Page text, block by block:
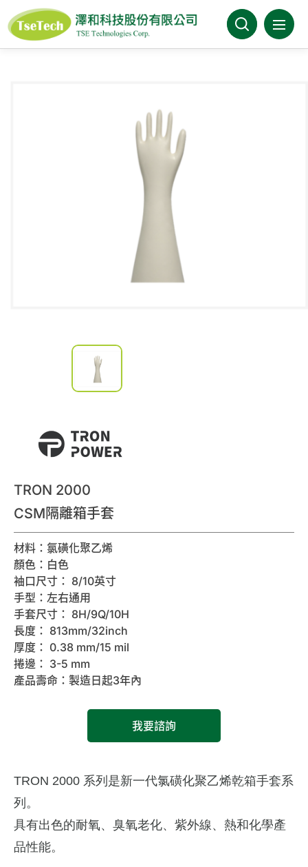
澤和科技有限公司
產品介紹
產業分類
型錄下載
TRON 2000
CSM隔離箱手套
材料：氯磺化聚乙烯
顏色：白色
袖口尺寸： 8/10英寸
手型：左右通用
手套尺寸： 8H/9Q/10H
長度： 813mm/32inch
厚度： 0.38 mm/15 mil
捲邊： 3-5 mm
產品壽命：製造日起3年內
我要諮詢
TRON 2000 系列是新一代氯磺化聚乙烯乾箱手套系
列。
具有出色的耐氧、臭氧老化、紫外線、熱和化學產
品性能。